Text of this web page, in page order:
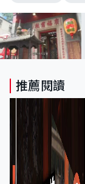
推薦閱讀